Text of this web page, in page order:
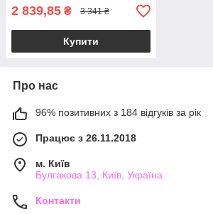
2 839,85 ₴ 3 341 ₴
Купити
Про нас
96% позитивних з 184 відгуків за рік
Працює з 26.11.2018
м. Київ
Булгакова 13, Київ, Україна
Контакти